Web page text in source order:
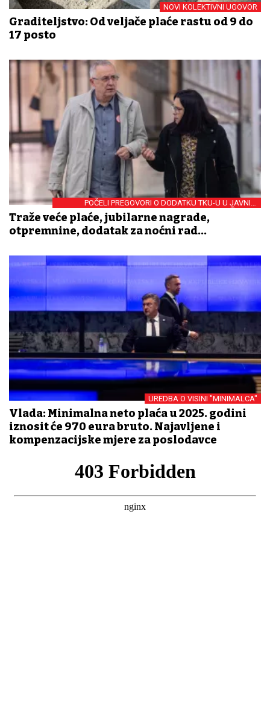
NOVI KOLEKTIVNI UGOVOR
Graditeljstvo: Od veljače plaće rastu od 9 do
17 posto
POČELI PREGOVORI O DODATKU TKU-U U JAVNIM
SLUŽBAMA
Traže veće plaće, jubilarne nagrade,
otpremnine, dodatak za noćni rad...
UREDBA O VISINI "MINIMALCA"
Vlada: Minimalna neto plaća u 2025. godini
iznosit će 970 eura bruto. Najavljene i
kompenzacijske mjere za poslodavce